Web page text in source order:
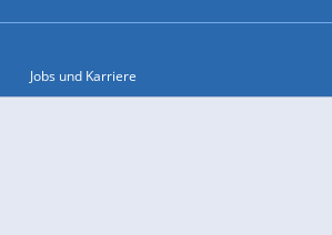
Jobs und Karriere